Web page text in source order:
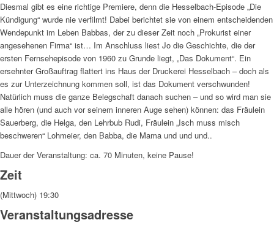
Diesmal gibt es eine richtige Premiere, denn die Hesselbach-Episode „Die
Kündigung“ wurde nie verfilmt! Dabei berichtet sie von einem entscheidenden
Wendepunkt im Leben Babbas, der zu dieser Zeit noch „Prokurist einer
angesehenen Firma“ ist… Im Anschluss liest Jo die Geschichte, die der
ersten Fernsehepisode von 1960 zu Grunde liegt, „Das Dokument“. Ein
ersehnter Großauftrag flattert ins Haus der Druckerei Hesselbach – doch als
es zur Unterzeichnung kommen soll, ist das Dokument verschwunden!
Natürlich muss die ganze Belegschaft danach suchen – und so wird man sie
alle hören (und auch vor seinem inneren Auge sehen) können: das Fräulein
Sauerberg, die Helga, den Lehrbub Rudi, Fräulein „Isch muss misch
beschweren“ Lohmeier, den Babba, die Mama und und und..
Dauer der Veranstaltung: ca. 70 Minuten, keine Pause!
Zeit
(Mittwoch) 19:30
Veranstaltungsadresse